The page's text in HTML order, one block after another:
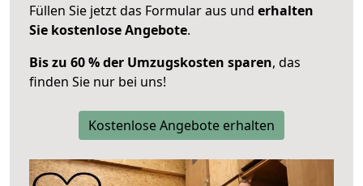
Füllen Sie jetzt das Formular aus und erhalten
Sie kostenlose Angebote.
Bis zu 60 % der Umzugskosten sparen, das
finden Sie nur bei uns!
Kostenlose Angebote erhalten